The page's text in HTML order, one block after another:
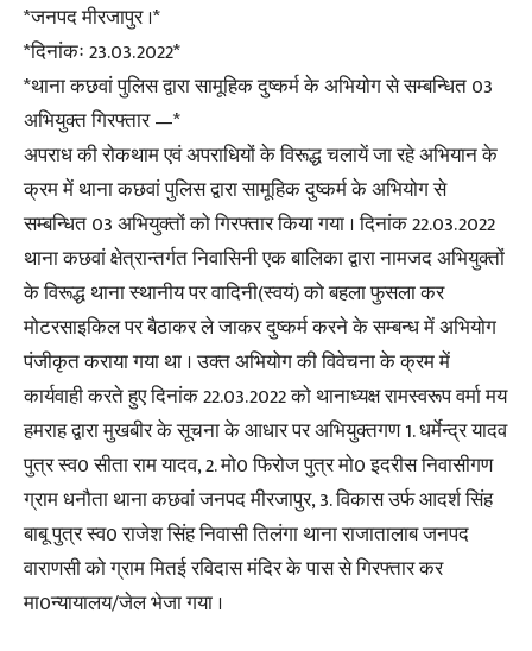
*जनपद मीरजापुर ।*
*दिनांकः 23.03.2022*
*थाना कछवां पुलिस द्वारा सामूहिक दुष्कर्म के अभियोग से सम्बन्धित 03
अभियुक्त गिरफ्तार —*
अपराध की रोकथाम एवं अपराधियों के विरूद्ध चलायें जा रहे अभियान के
क्रम में थाना कछवां पुलिस द्वारा सामूहिक दुष्कर्म के अभियोग से
सम्बन्धित 03 अभियुक्तों को गिरफ्तार किया गया । दिनांक 22.03.2022
थाना कछवां क्षेत्रान्तर्गत निवासिनी एक बालिका द्वारा नामजद अभियुक्तों
के विरूद्ध थाना स्थानीय पर वादिनी(स्वयं) को बहला फुसला कर
मोटरसाइकिल पर बैठाकर ले जाकर दुष्कर्म करने के सम्बन्ध में अभियोग
पंजीकृत कराया गया था । उक्त अभियोग की विवेचना के क्रम में
कार्यवाही करते हुए दिनांक 22.03.2022 को थानाध्यक्ष रामस्वरूप वर्मा मय
हमराह द्वारा मुखबीर के सूचना के आधार पर अभियुक्तगण 1. धर्मेन्द्र यादव
पुत्र स्व0 सीता राम यादव, 2. मो0 फिरोज पुत्र मो0 इदरीस निवासीगण
ग्राम धनौता थाना कछवां जनपद मीरजापुर, 3. विकास उर्फ आदर्श सिंह
बाबू पुत्र स्व0 राजेश सिंह निवासी तिलंगा थाना राजातालाब जनपद
वाराणसी को ग्राम मितई रविदास मंदिर के पास से गिरफ्तार कर
मा0न्यायालय/जेल भेजा गया ।